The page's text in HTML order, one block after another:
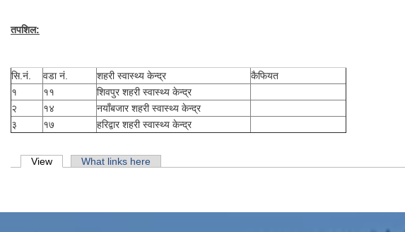
तपशिल:
सि.नं. वडा नं. शहरी स्वास्थ्य केन्द्र
कैफियत
१
११
शिवपुर शहरी स्वास्थ्य केन्द्र
२
१४
नयाँबजार शहरी स्वास्थ्य केन्द्र
३
१७ हरिद्वार शहरी स्वास्थ्य केन्द्र
Primary tabs
View (active tab)What links here